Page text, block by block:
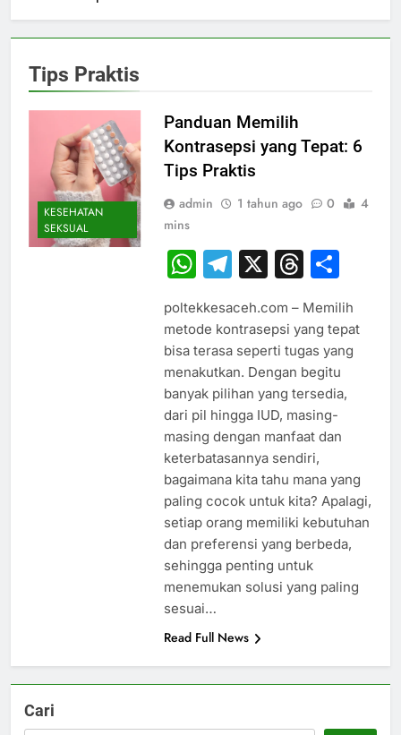
Tips Praktis
KESEHATAN
SEKSUAL
Panduan Memilih
Kontrasepsi yang Tepat: 6
Tips Praktis
admin 1 tahun ago 0
4
mins
WhatsApp
Telegram
X
poltekkesaceh.com – Memilih
metode kontrasepsi yang tepat
bisa terasa seperti tugas yang
menakutkan. Dengan begitu
banyak pilihan yang tersedia,
dari pil hingga IUD, masing-
masing dengan manfaat dan
keterbatasannya sendiri,
bagaimana kita tahu mana yang
paling cocok untuk kita? Apalagi,
setiap orang memiliki kebutuhan
dan preferensi yang berbeda,
sehingga penting untuk
menemukan solusi yang paling
sesuai…
Read Full News
Cari